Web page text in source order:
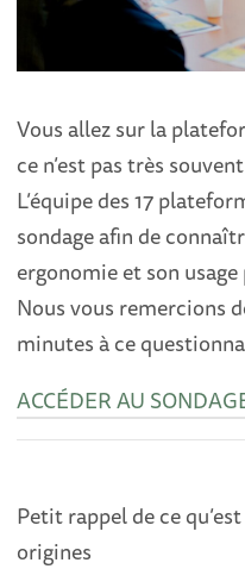
Vous allez sur la
ce n’est pas très
L’équipe des 17
sondage afin de
ergonomie et son
Nous vous remercions
minutes à ce
ACCÉDER AU
Petit rappel de ce
origines